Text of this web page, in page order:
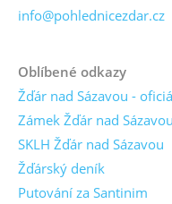
info@pohlednicezdar.cz
Oblíbené odkazy
Žďár nad Sázavou -
Zámek Žďár nad Sázavou
SKLH Žďár nad Sázavou
Žďárský deník
Putování za Santinim